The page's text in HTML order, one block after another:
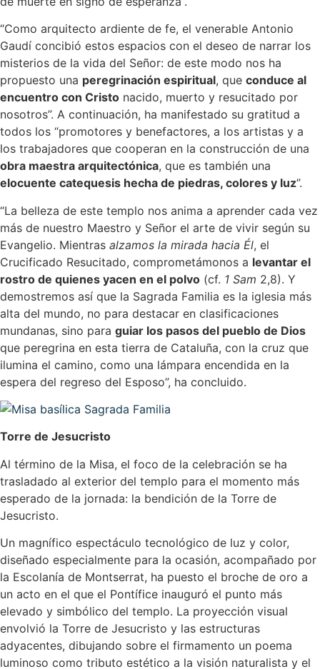
“Como arquitecto ardiente de fe, el venerable Antonio
Gaudí concibió estos espacios con el deseo de narrar los
misterios de la vida del Señor: de este modo nos ha
propuesto una peregrinación espiritual, que conduce al
encuentro con Cristo nacido, muerto y resucitado por
nosotros”. A continuación, ha manifestado su gratitud a
todos los “promotores y benefactores, a los artistas y a
los trabajadores que cooperan en la construcción de una
obra maestra arquitectónica, que es también una
elocuente catequesis hecha de piedras, colores y luz”.
“La belleza de este templo nos anima a aprender cada vez
más de nuestro Maestro y Señor el arte de vivir según su
Evangelio. Mientras alzamos la mirada hacia Él, el
Crucificado Resucitado, comprometámonos a levantar el
rostro de quienes yacen en el polvo (cf. 1 Sam 2,8). Y
demostremos así que la Sagrada Familia es la iglesia más
alta del mundo, no para destacar en clasificaciones
mundanas, sino para guiar los pasos del pueblo de Dios
que peregrina en esta tierra de Cataluña, con la cruz que
ilumina el camino, como una lámpara encendida en la
espera del regreso del Esposo”, ha concluido.
Torre de Jesucristo
Al término de la Misa, el foco de la celebración se ha
trasladado al exterior del templo para el momento más
esperado de la jornada: la bendición de la Torre de
Jesucristo.
Un magnífico espectáculo tecnológico de luz y color,
diseñado especialmente para la ocasión, acompañado por
la Escolanía de Montserrat, ha puesto el broche de oro a
un acto en el que el Pontífice inauguró el punto más
elevado y simbólico del templo. La proyección visual
envolvió la Torre de Jesucristo y las estructuras
adyacentes, dibujando sobre el firmamento un poema
luminoso como tributo estético a la visión naturalista y el